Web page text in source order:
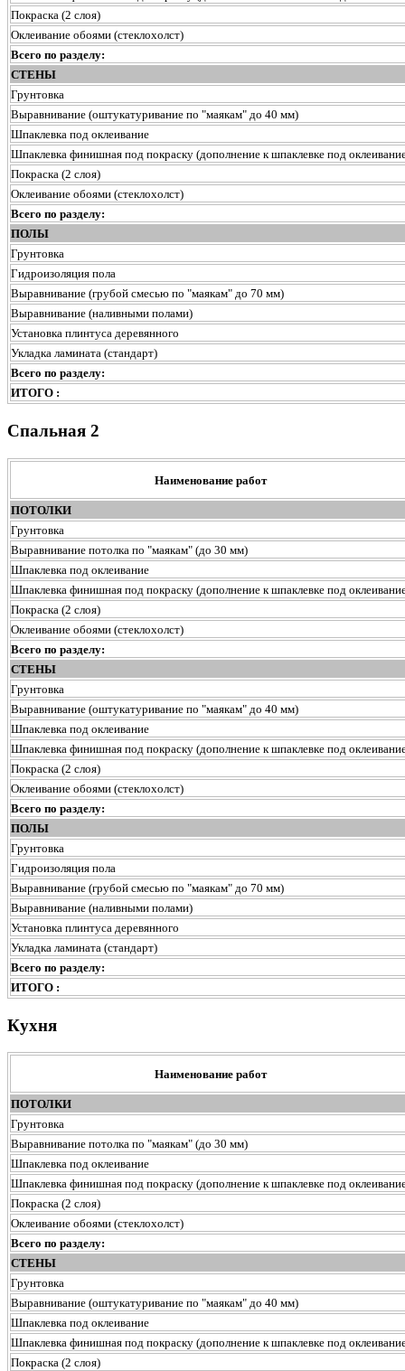
Покраска (2 слоя)
Оклеивание обоями (стеклохолст)
Всего по разделу:
СТЕНЫ
Грунтовка
Выравнивание (оштукатуривание по "маякам" до 40 мм)
Шпаклевка под оклеивание
Шпаклевка финишная под покраску (дополнение к шпаклевке под
Покраска (2 слоя)
Оклеивание обоями (стеклохолст)
Всего по разделу:
ПОЛЫ
Грунтовка
Гидроизоляция пола
Выравнивание (грубой смесью по "маякам" до 70 мм)
Выравнивание (наливными полами)
Установка плинтуса деревянного
Укладка ламината (стандарт)
Всего по разделу:
ИТОГО :
Спальная 2
Наименование работ
ПОТОЛКИ
Грунтовка
Выравнивание потолка по "маякам" (до 30 мм)
Шпаклевка под оклеивание
Шпаклевка финишная под покраску (дополнение к шпаклевке под
Покраска (2 слоя)
Оклеивание обоями (стеклохолст)
Всего по разделу:
СТЕНЫ
Грунтовка
Выравнивание (оштукатуривание по "маякам" до 40 мм)
Шпаклевка под оклеивание
Шпаклевка финишная под покраску (дополнение к шпаклевке под
Покраска (2 слоя)
Оклеивание обоями (стеклохолст)
Всего по разделу:
ПОЛЫ
Грунтовка
Гидроизоляция пола
Выравнивание (грубой смесью по "маякам" до 70 мм)
Выравнивание (наливными полами)
Установка плинтуса деревянного
Укладка ламината (стандарт)
Всего по разделу:
ИТОГО :
Кухня
Наименование работ
ПОТОЛКИ
Грунтовка
Выравнивание потолка по "маякам" (до 30 мм)
Шпаклевка под оклеивание
Шпаклевка финишная под покраску (дополнение к шпаклевке под
Покраска (2 слоя)
Оклеивание обоями (стеклохолст)
Всего по разделу:
СТЕНЫ
Грунтовка
Выравнивание (оштукатуривание по "маякам" до 40 мм)
Шпаклевка под оклеивание
Шпаклевка финишная под покраску (дополнение к шпаклевке под
Покраска (2 слоя)